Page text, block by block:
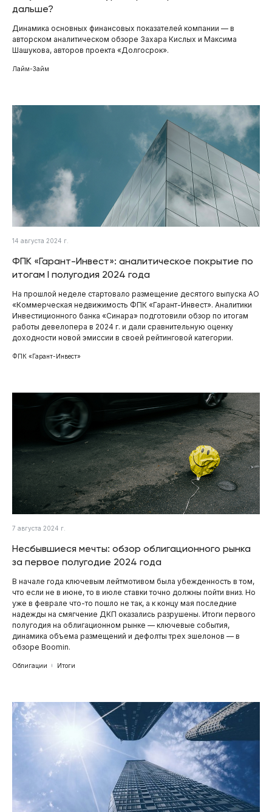
дальше?
Динамика основных финансовых показателей компании — в
авторском аналитическом обзоре Захара Кислых и Максима
Шашукова, авторов проекта «Долгосрок».
Лайм-Займ
14 августа 2024 г.
ФПК «Гарант-Инвест»: аналитическое покрытие по
итогам I полугодия 2024 года
На прошлой неделе стартовало размещение десятого выпуска АО
«Коммерческая недвижимость ФПК «Гарант-Инвест». Аналитики
Инвестиционного банка «Синара» подготовили обзор по итогам
работы девелопера в 2024 г. и дали сравнительную оценку
доходности новой эмиссии в своей рейтинговой категории.
ФПК «Гарант-Инвест»
7 августа 2024 г.
Несбывшиеся мечты: обзор облигационного рынка
за первое полугодие 2024 года
В начале года ключевым лейтмотивом была убежденность в том,
что если не в июне, то в июле ставки точно должны пойти вниз. Но
уже в феврале что-то пошло не так, а к концу мая последние
надежды на смягчение ДКП оказались разрушены. Итоги первого
полугодия на облигационном рынке — ключевые события,
динамика объема размещений и дефолты трех эшелонов — в
обзоре Boomin.
Облигации Итоги